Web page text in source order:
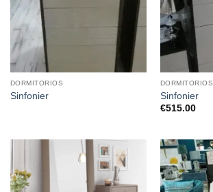
DORMITORIOS
Sinfonier
DORMITORIOS
Sinfonier
€515.00